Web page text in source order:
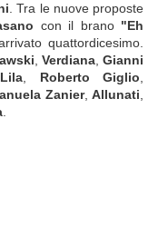
. Tra le nuove proposte
con il brano "Eh
quattordicesimo.
Verdiana,Gianni
Roberto Giglio
Zanier, Allunati